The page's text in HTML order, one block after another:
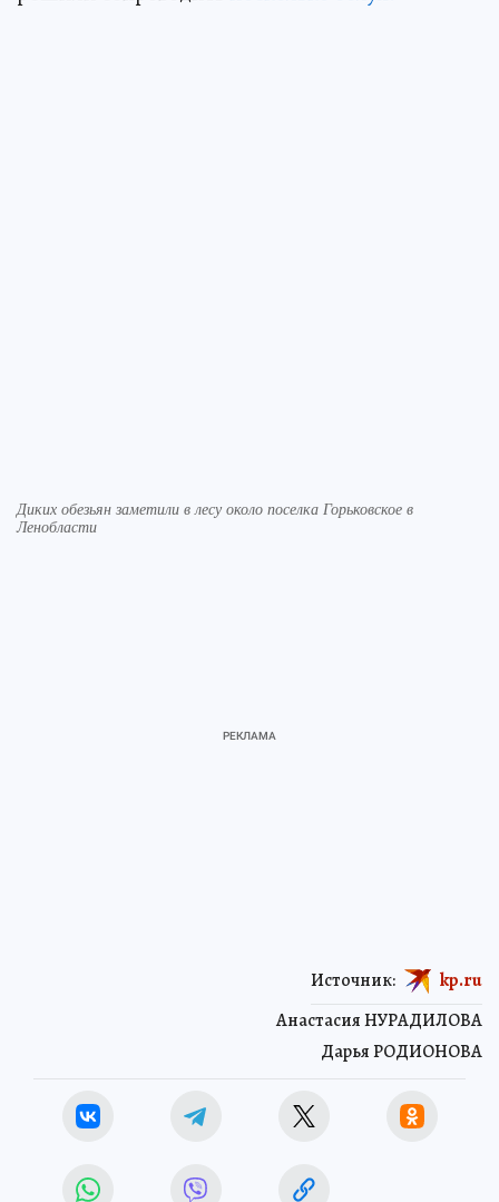
Диких обезьян заметили в лесу около поселка Горьковское в
Ленобласти
Анастасия НУРАДИЛОВА
Дарья РОДИОНОВА
Источник: kp.ru